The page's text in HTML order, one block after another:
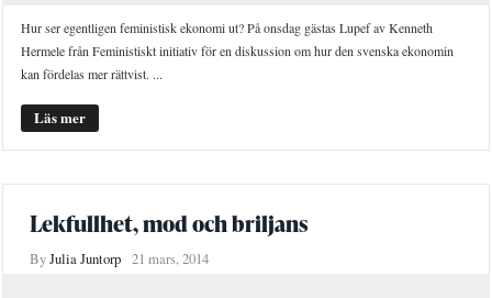
Hur ser egentligen feministisk ekonomi ut? På onsdag gästas Lupef av Kenneth
Hermele från Feministiskt initiativ för en diskussion om hur den svenska ekonomin
kan fördelas mer rättvist. ...
Läs mer
Lekfullhet, mod och briljans
ByJulia Juntorp 21 mars, 2014